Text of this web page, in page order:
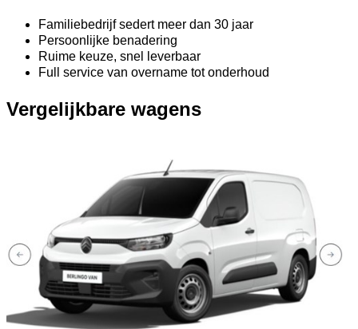
Familiebedrijf sedert meer dan 30 jaar
Persoonlijke benadering
Ruime keuze, snel leverbaar
Full service van overname tot onderhoud
Vergelijkbare wagens